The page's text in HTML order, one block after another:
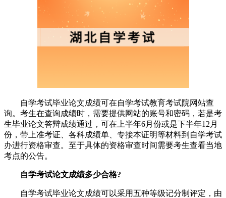
自学考试毕业论文成绩可在自学考试教育考试院网站查
询。考生在查询成绩时，需要提供网站的账号和密码，若是考
生毕业论文答辩成绩通过，可在上半年6月份或是下半年12月
份，带上准考证、各科成绩单、专接本证明等材料到自学考试
办进行资格审查。至于具体的资格审查时间需要考生查看当地
考点的公告。
自学考试论文成绩多少合格?
自学考试毕业论文成绩可以采用五种等级记分制评定，由